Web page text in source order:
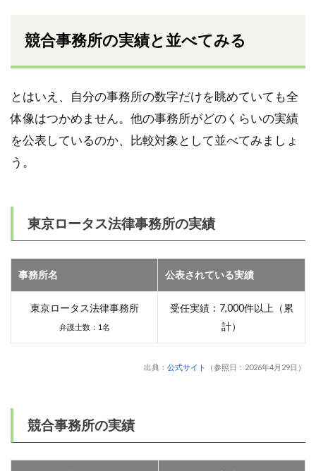
競合事務所の実績と並べてみる
とはいえ、自分の事務所の数字だけを眺めていても全
体像はつかめません。他の事務所がどのくらいの実績
を公表しているのか、比較対象として並べてみましょ
う。
東京ロータス法律事務所の実績
事務所名 公表されている実績
東京ロータス法律事務所
弁護士数：1名
受任実績：7,000件以上（累
計）
出典： 公式サイト （参照日：2026年4月29日）
競合事務所の実績